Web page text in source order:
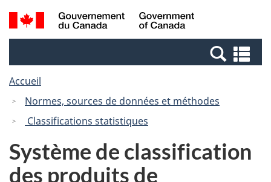
Passer
au
Passer
à
Canada
Recherche
et
et
Accueil
Normes, sources de données et méthodes
Classifications statistiques
Système de classification
des produits de